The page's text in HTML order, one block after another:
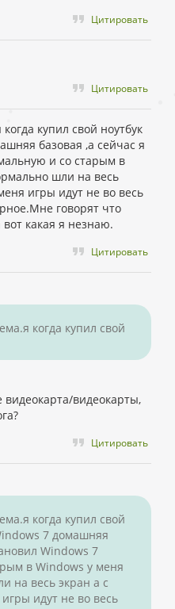
Цитировать
Цитировать
купил свой ноутбук
базовая ,а сейчас я
и со старым в
шли на весь
игры идут не во весь
говорят что
какая я незнаю.
Цитировать
когда купил свой
видеокарта/видеокарты,
Цитировать
когда купил свой
7 домашняя
Windows 7
в Windows у меня
на весь экран а с
идут не во весь